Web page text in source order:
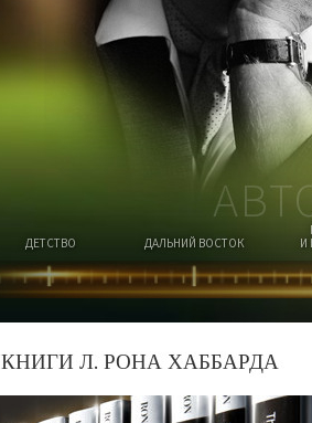
ДЕТСТВО ДАЛЬНИЙ ВОСТОК
И
КНИГИ Л. РОНА ХАББАРДА